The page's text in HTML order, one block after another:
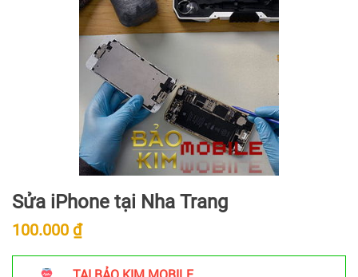
Sửa iPhone tại Nha Trang
100.000 ₫